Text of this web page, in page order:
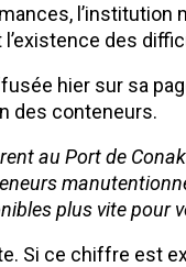
l’institution
des
hier sur sa
des conteneurs.
au Port de
plus vite pour
Si ce chiffre est